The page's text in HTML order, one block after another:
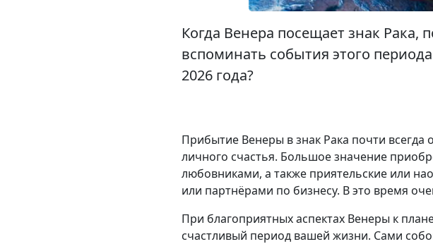
Когда Венера посещает знак Рака,
вспоминать события этого
2026 года?
Прибытие Венеры в знак Рака почти всегда
личного счастья. Большое значение
любовниками, а также приятельские или
или партнёрами по бизнесу. В это время
При благоприятных аспектах Венеры к
счастливый период вашей жизни. Сами